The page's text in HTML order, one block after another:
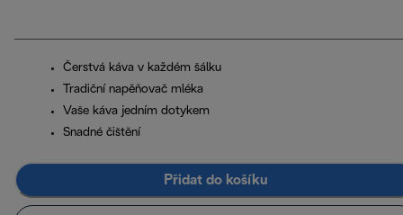
Čerstvá káva v každém šálku
Tradiční napěňovač mléka
Vaše káva jedním dotykem
Snadné čištění
Přidat do košíku